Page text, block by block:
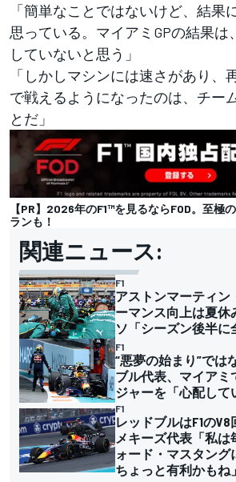
「簡単なことではないけど、結果
思っている。マイアミGPの結果は
していないと思う」
「しかしマシンには速さがあり、
で戦えるようになったのは、チー
とだ」
【PR】2026年のF1™︎を見るならFOD。至極
ランも！
関連ニュース:
F1
アストンマーティン
ーマンス向上は夏
ソ「シーズン後半に
F1
“悪夢の始まり”で
ブル代表、マイアミ
ジャーを「心配して
F1
レッドブルはF1の
メキーズ代表「私は
ォード・マスタン
ちょっと有利かもね」